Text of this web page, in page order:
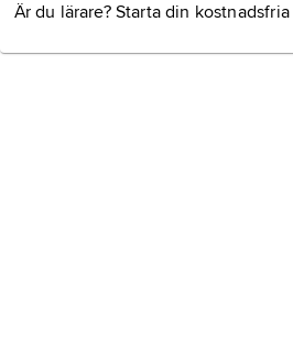
Är du lärare? Starta din